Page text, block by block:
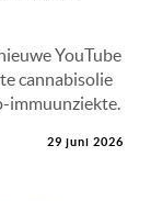
YouTube
cannabisolie
immuunziekte.
29 juni 2026